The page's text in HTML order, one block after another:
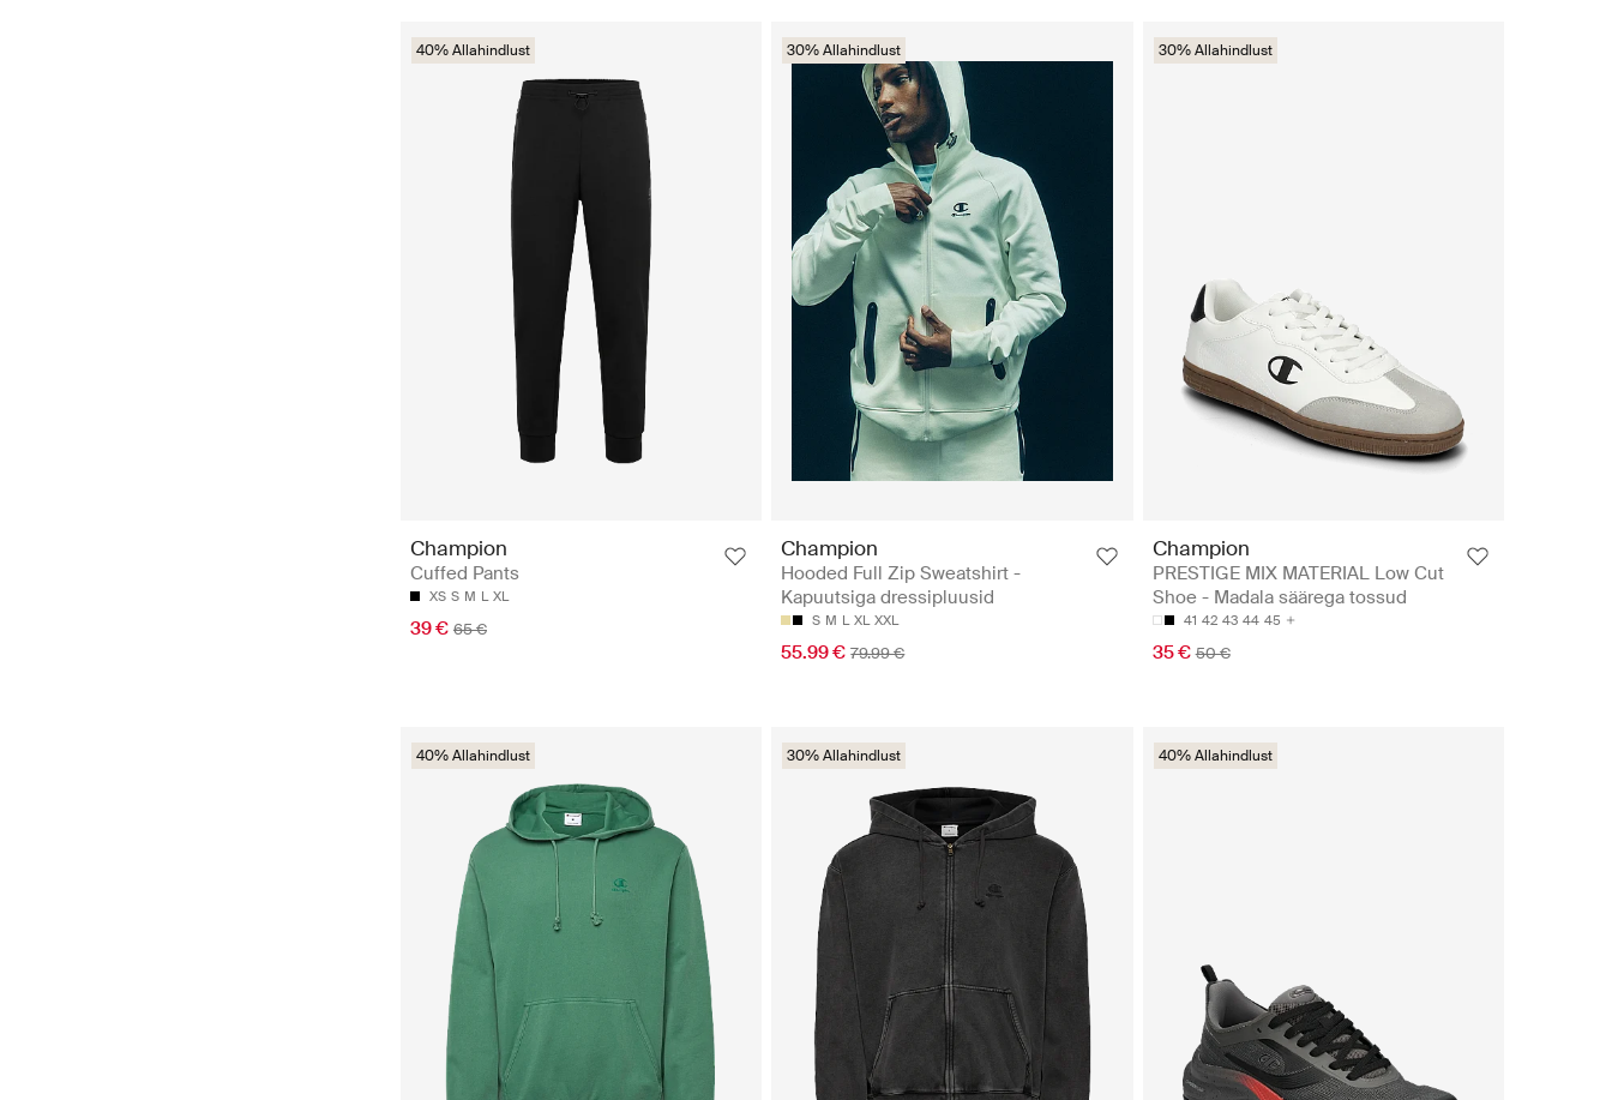
40% Allahindlust
Champion
Cuffed Pants
XS S M L XL
39 € 65 €
30% Allahindlust
Champion
Hooded Full Zip Sweatshirt -
Kapuutsiga dressipluusid
S M L XL XXL
55.99 € 79.99 €
30% Allahindlust
Champion
PRESTIGE MIX MATERIAL Low Cut
Shoe - Madala säärega tossud
41 42 43 44 45
35 € 50 €
40% Allahindlust 30% Allahindlust 40% Allahindlust